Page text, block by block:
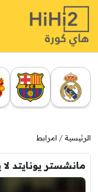
الرئيسية امرابط
مانشستر يونايتد